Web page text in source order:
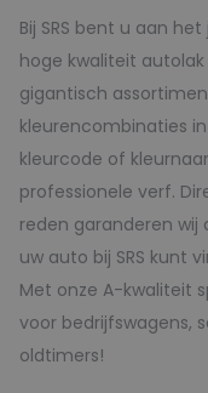
Bij SRS bent u aan
hoge kwaliteit
gigantisch
kleurencombinaties
kleurcode of
professionele verf.
reden garanderen wij
uw auto bij SRS kunt
Met onze A-kwaliteit
voor bedrijfswagens,
oldtimers!